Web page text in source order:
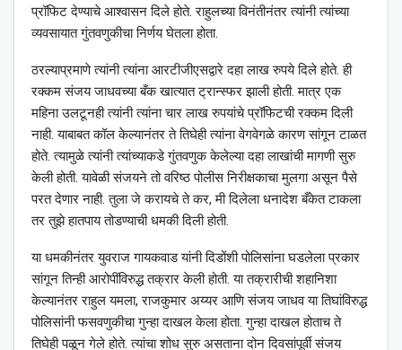
प्रॉफिट देण्याचे आश्‍वासन दिले होते. राहुलच्या विनंतीनंतर त्यांनी त्यांच्या
व्यवसायात गुंतवणुकीचा निर्णय घेतला होता.
ठरल्याप्रमाणे त्यांनी त्यांना आरटीजीएसद्वारे दहा लाख रुपये दिले होते. ही
रक्कम संजय जाधवच्या बँक खात्यात ट्रान्स्फर झाली होती. मात्र एक
महिना उलटूनही त्यांनी त्यांना चार लाख रुपयांचे प्रॉफिटची रक्कम दिली
नाही. याबाबत कॉल केल्यानंतर ते तिघेही त्यांना वेगवेगळे कारण सांगून टाळत
होते. त्यामुळे त्यांनी त्यांच्याकडे गुंतवणुक केलेल्या दहा लाखांची मागणी सुरु
केली होती. यावेळी संजयने तो वरिष्ठ पोलीस निरीक्षकाचा मुलगा असून पैसे
परत देणार नाही. तुला जे करायचे ते कर, मी दिलेला धनादेश बँकेत टाकला
तर तुझे हातपाय तोडण्याची धमकी दिली होती.
या धमकीनंतर युवराज गायकवाड यांनी दिडोंशी पोलिसांना घडलेला प्रकार
सांगून तिन्ही आरोपींविरुद्ध तक्रार केली होती. या तक्रारीची शहानिशा
केल्यानंतर राहुल यमला, राजकुमार अय्यर आणि संजय जाधव या तिघांविरुद्ध
पोलिसांनी फसवणुकीचा गुन्हा दाखल केला होता. गुन्हा दाखल होताच ते
तिघेही पळून गेले होते. त्यांचा शोध सुरु असताना दोन दिवसांपूर्वी संजय